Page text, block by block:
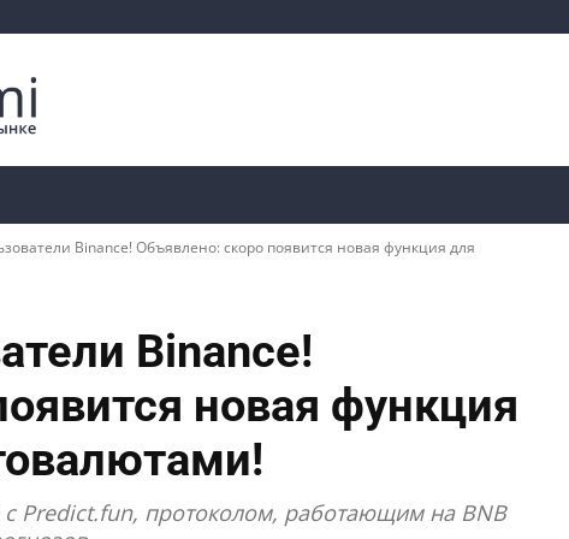
Binance! Объявлено: скоро появится новая функция для
Binance!
новая функция
Predict.fun, протоколом, работающим на BNB